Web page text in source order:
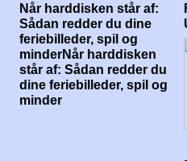
Når harddisken står af:
Sådan redder du dine
feriebilleder, spil og
minderNår harddisken
står af: Sådan redder du
dine feriebilleder, spil og
minder